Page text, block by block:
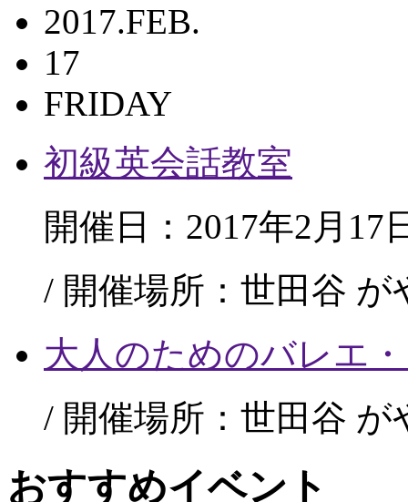
2017.FEB.
17
FRIDAY
初級英会話教室
開催日：2017年2月17
/ 開催場所：世田谷
大人のためのバレエ
/ 開催場所：世田谷
おすすめイベント